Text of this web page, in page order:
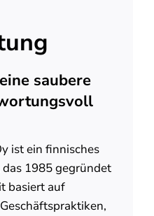
saubere
ist ein finnisches
1985 gegründet
basiert auf